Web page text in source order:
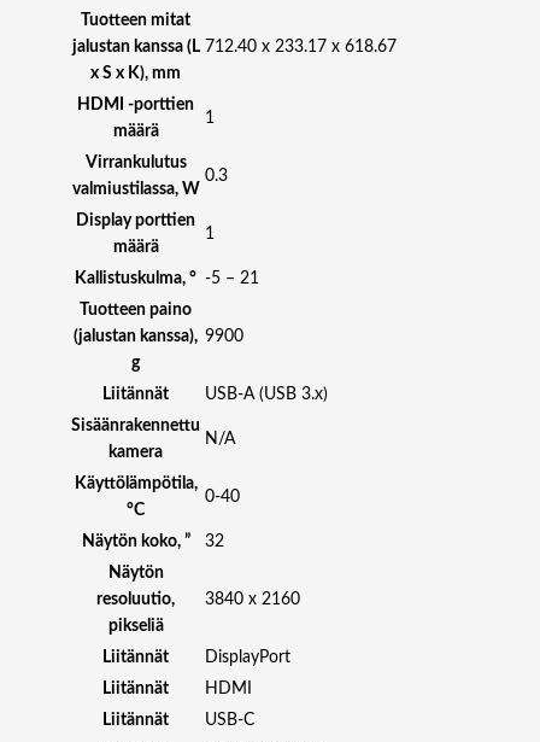
Tuotteen mitat
jalustan kanssa (L
x S x K), mm
712.40 x 233.17 x 618.67
HDMI -porttien
määrä
1
Virrankulutus
valmiustilassa, W
0.3
Display porttien
määrä
1
Kallistuskulma, ° -5 – 21
Tuotteen paino
(jalustan kanssa),
g
9900
Liitännät
USB-A (USB 3.x)
Sisäänrakennettu
kamera
N/A
Käyttölämpötila,
°C
0-40
Näytön koko, ”
32
Näytön
resoluutio,
pikseliä
3840 x 2160
Liitännät
DisplayPort
Liitännät
HDMI
Liitännät
USB-C